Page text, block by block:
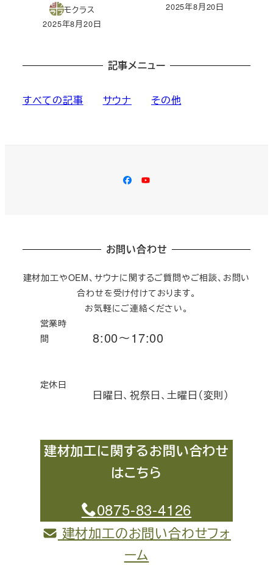
モクラス
投稿日
2025年8月20日
投稿日
2025年8月20日
記事メニュー
すべての記事 サウナ その他
Facebook
YouTube
お問い合わせ
建材加工やOEM、サウナに関するご質問やご相談、お問い
合わせを受け付けております。
お気軽にご連絡ください。
営業時
間
8:00～17:00
定休日
日曜日、祝祭日、土曜日（変則）
建材加工に関するお問い合わせ
はこちら
0875-83-4126
建材加工のお問い合わせフォ
ーム